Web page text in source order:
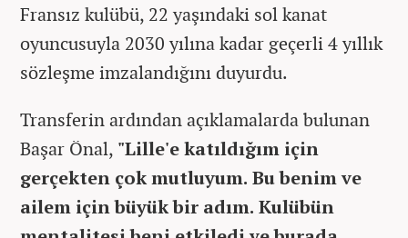
Fransız kulübü, 22 yaşındaki sol kanat
oyuncusuyla 2030 yılına kadar geçerli 4 yıllık
sözleşme imzalandığını duyurdu.
Transferin ardından açıklamalarda bulunan
Başar Önal, "Lille'e katıldığım için
gerçekten çok mutluyum. Bu benim ve
ailem için büyük bir adım. Kulübün